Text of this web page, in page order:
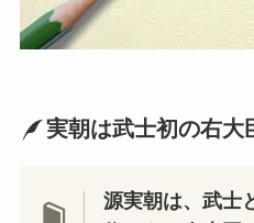
実朝は武士初の右大
源実朝は、武士